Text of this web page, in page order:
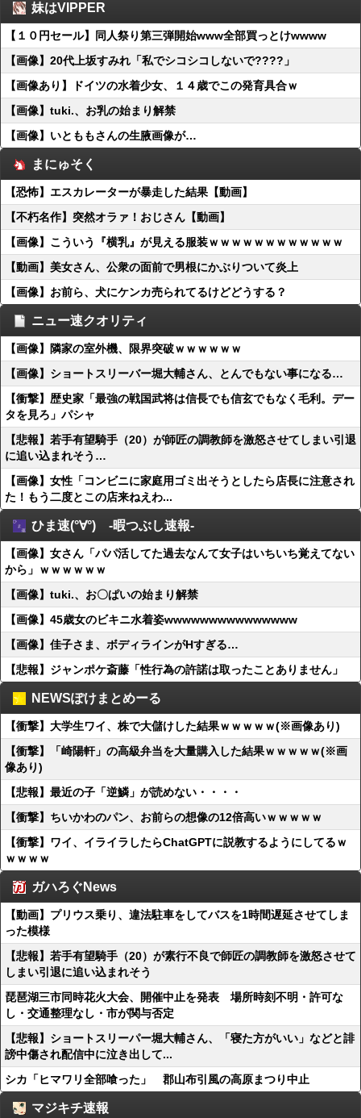
妹はVIPPER
【１０円セール】同人祭り第三弾開始www全部買っとけwwww
【画像】20代上坂すみれ「私でシコシコしないで????」
【画像あり】ドイツの水着少女、１４歳でこの発育具合ｗ
【画像】tuki.、お乳の始まり解禁
【画像】いとももさんの生腋画像が…
まにゅそく
【恐怖】エスカレーターが暴走した結果【動画】
【不朽名作】突然オラァ！おじさん【動画】
【画像】こういう『横乳』が見える服装ｗｗｗｗｗｗｗｗｗｗｗｗ
【動画】美女さん、公衆の面前で男根にかぶりついて炎上
【画像】お前ら、犬にケンカ売られてるけどどうする？
ニュー速クオリティ
【画像】隣家の室外機、限界突破ｗｗｗｗｗｗ
【画像】ショートスリーバー堀大輔さん、とんでもない事になる…
【衝撃】歴史家「最強の戦国武将は信長でも信玄でもなく毛利。デー
タを見ろ」パシャ
【悲報】若手有望騎手（20）が師匠の調教師を激怒させてしまい引退
に追い込まれそう…
【画像】女性「コンビニに家庭用ゴミ出そうとしたら店長に注意され
た！もう二度とこの店来ねえわ...
ひま速(°∀°) -暇つぶし速報-
【画像】女さん「パパ活してた過去なんて女子はいちいち覚えてない
から」ｗｗｗｗｗｗ
【画像】tuki.、お〇ぱいの始まり解禁
【画像】45歳女のビキニ水着姿wwwwwwwwwwwwwww
【画像】佳子さま、ボディラインがHすぎる…
【悲報】ジャンポケ斎藤「性行為の許諾は取ったことありません」
NEWSぽけまとめーる
【衝撃】大学生ワイ、株で大儲けした結果ｗｗｗｗｗ(※画像あり)
【衝撃】「崎陽軒」の高級弁当を大量購入した結果ｗｗｗｗｗ(※画
像あり)
【悲報】最近の子「逆鱗」が読めない・・・・
【衝撃】ちいかわのパン、お前らの想像の12倍高いｗｗｗｗｗ
【衝撃】ワイ、イライラしたらChatGPTに説教するようにしてるｗ
ｗｗｗｗ
ガハろぐNews
【動画】プリウス乗り、違法駐車をしてバスを1時間遅延させてしま
った模様
【悲報】若手有望騎手（20）が素行不良で師匠の調教師を激怒させて
しまい引退に追い込まれそう
琵琶湖三市同時花火大会、開催中止を発表 場所時刻不明・許可な
し・交通整理なし・市が関与否定
【悲報】ショートスリーパー堀大輔さん、「寝た方がいい」などと誹
謗中傷され配信中に泣き出して...
シカ「ヒマワリ全部喰った」 郡山布引風の高原まつり中止
マジキチ速報